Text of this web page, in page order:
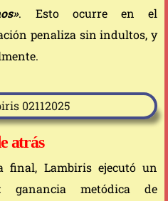
. Esto ocurre en el
penaliza sin indultos, y
atrás
final, Lambiris ejecutó un
ganancia metódica de